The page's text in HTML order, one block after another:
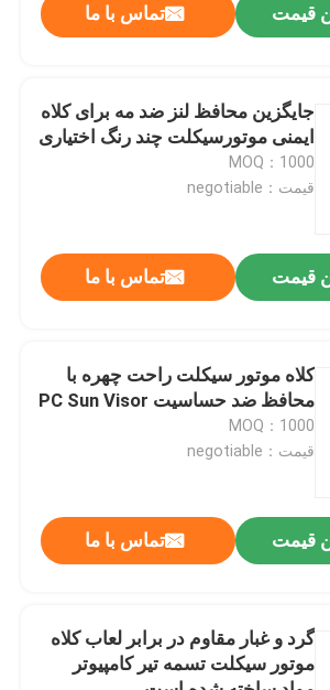
قیمت تماس با ما
جایگزین محافظ لنز ضد مه برای کلاه
ایمنی موتورسیکلت چند رنگ اختیاری
MOQ：1000
قیمت：negotiable
قیمت تماس با ما
کلاه موتور سیکلت راحت چهره با
محافظ ضد حساسیت PC Sun Visor
MOQ：1000
قیمت：negotiable
قیمت تماس با ما
گرد و غبار مقاوم در برابر لعاب کلاه
موتور سیکلت تسمه تیر کامپیوتر